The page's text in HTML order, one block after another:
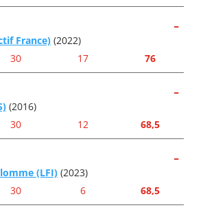
-
France) (2022)
30 17 76
-
(2016)
30 12 68,5
-
(LFI) (2023)
30 6 68,5